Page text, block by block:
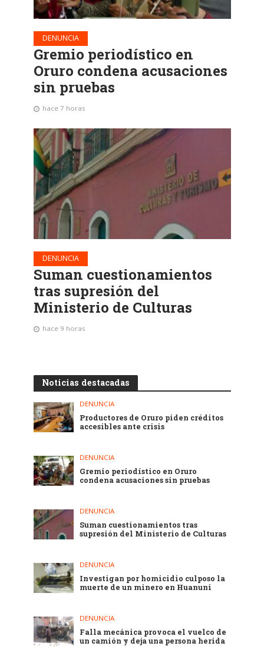
DENUNCIA
Gremio periodístico en
Oruro condena acusaciones
sin pruebas
hace 7 horas
DENUNCIA
Suman cuestionamientos
tras supresión del
Ministerio de Culturas
hace 9 horas
Noticias destacadas
DENUNCIA
Productores de Oruro piden créditos
accesibles ante crisis
DENUNCIA
Gremio periodístico en Oruro
condena acusaciones sin pruebas
DENUNCIA
Suman cuestionamientos tras
supresión del Ministerio de Culturas
DENUNCIA
Investigan por homicidio culposo la
muerte de un minero en Huanuni
DENUNCIA
Falla mecánica provoca el vuelco de
un camión y deja una persona herida